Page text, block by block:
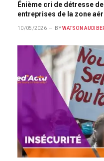
Énième cri de détresse
entreprises de la zone
10/05/2026 BY WATSON